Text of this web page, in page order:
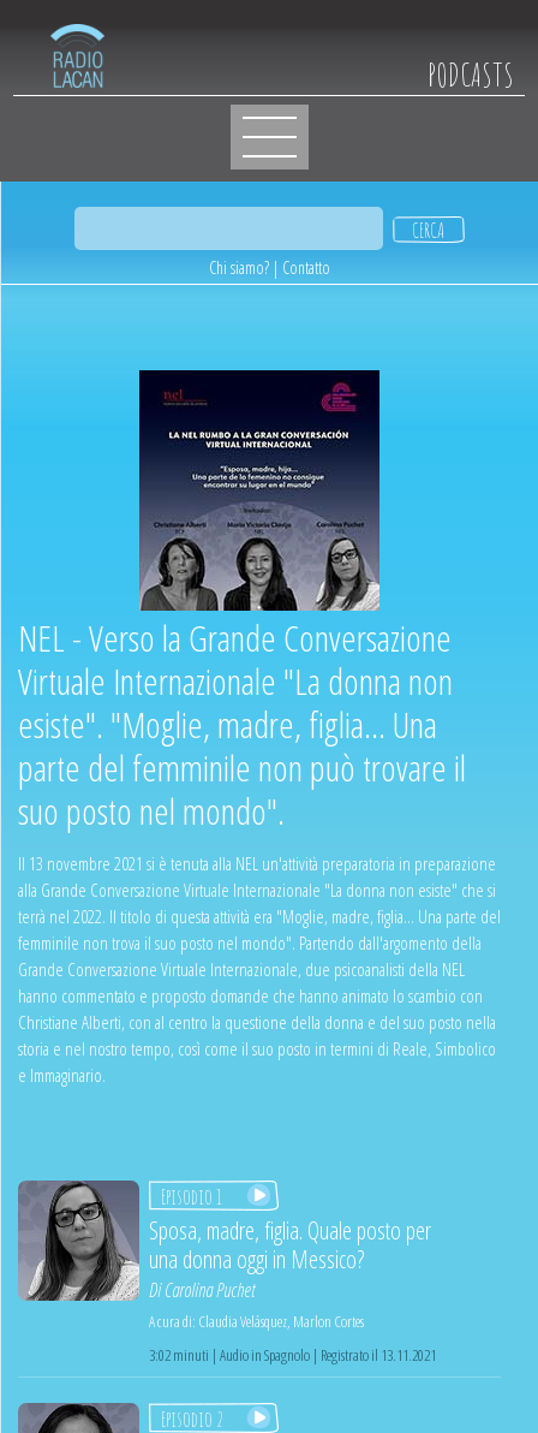
PODCASTS
Chi siamo? | Contatto
NEL - Verso la Grande Conversazione
Virtuale Internazionale "La donna non
esiste". "Moglie, madre, figlia... Una
parte del femminile non può trovare il
suo posto nel mondo".
Il 13 novembre 2021 si è tenuta alla NEL un'attività preparatoria in preparazione
alla Grande Conversazione Virtuale Internazionale "La donna non esiste" che si
terrà nel 2022. Il titolo di questa attività era "Moglie, madre, figlia... Una parte del
femminile non trova il suo posto nel mondo". Partendo dall'argomento della
Grande Conversazione Virtuale Internazionale, due psicoanalisti della NEL
hanno commentato e proposto domande che hanno animato lo scambio con
Christiane Alberti, con al centro la questione della donna e del suo posto nella
storia e nel nostro tempo, così come il suo posto in termini di Reale, Simbolico
e Immaginario.
Episodio 1
Sposa, madre, figlia. Quale posto per
una donna oggi in Messico?
DiCarolina Puchet
A cura di: Claudia Velásquez, Marlon Cortes
3:02 minuti | Audio in Spagnolo | Registrato il 13.11.2021
Episodio 2